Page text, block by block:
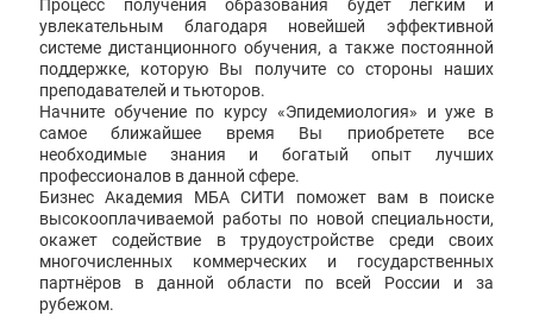
Процесс получения образования будет лёгким и
увлекательным благодаря новейшей эффективной
системе дистанционного обучения, а также постоянной
поддержке, которую Вы получите со стороны наших
преподавателей и тьюторов.
Начните обучение по курсу «Эпидемиология» и уже в
самое ближайшее время Вы приобретете все
необходимые знания и богатый опыт лучших
профессионалов в данной сфере.
Бизнес Академия МБА СИТИ поможет вам в поиске
высокооплачиваемой работы по новой специальности,
окажет содействие в трудоустройстве среди своих
многочисленных коммерческих и государственных
партнёров в данной области по всей России и за
рубежом.